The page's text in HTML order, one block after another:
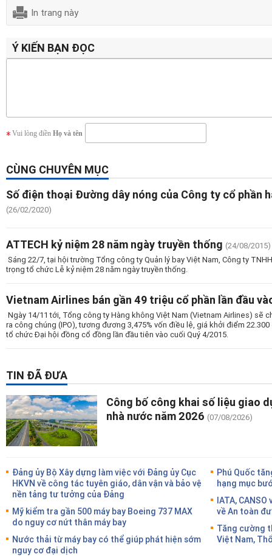
In trang này
Ý KIẾN BẠN ĐỌC
Vui lòng điền Họ và tên
CÙNG CHUYÊN MỤC
Số điện thoại Đường dây nóng của Công ty cổ phần
(26/02/2020)
ATTECH kỷ niệm 28 năm ngày truyền thống (24/08/2015)
Sáng 22/7, tại hội trường Tổng công ty Quản lý bay Việt Nam, Công ty
trọng tổ chức Lễ kỷ niệm 28 năm ngày truyền thống.
Vietnam Airlines bán gần 49 triệu cổ phần lần đầu
Ngày 14/11 tới, Tổng công ty Hàng không Việt Nam (Vietnam Airlines) sẽ
ra công chúng (IPO), tương đương 3,475% vốn điều lệ, giá khởi điểm
tổ chức Đại hội đồng cổ đồng lần đầu tiên vào cuối Quý 4/2015.
TIN ĐÃ ĐƯA
Công bố công khai số liệu giao
nhà nước năm 2026 (07/08/2026)
Đảng ủy Bộ Xây dựng làm việc với Đảng ủy Cục
HKVN về công tác tuyên giáo, dân vận và bảo vệ
nền tảng tư tưởng của Đảng
Mỹ kiểm tra gần 500 máy bay Boeing 737 MAX
do nguy cơ nứt thân máy bay
Nước thải từ máy bay có thể giúp phát hiện sớm
nguy cơ đại dịch
Phú Quốc
hạng mục
IATA,
về An toàn
Tăng cường
Việt Nam,